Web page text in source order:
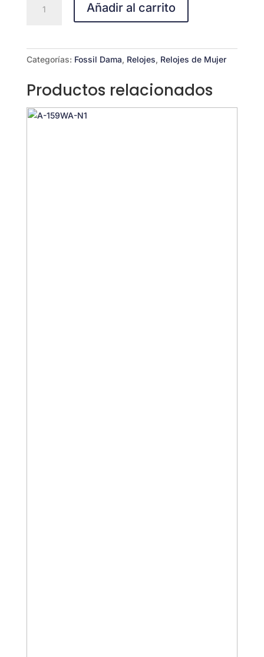
TILLIE
Añadir al carrito
Categorías: Fossil Dama, Relojes, Relojes de Mujer
Productos relacionados